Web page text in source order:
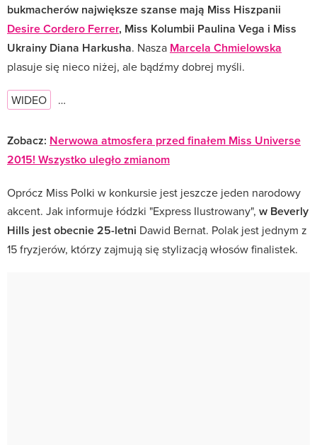
bukmacherów największe szanse mają Miss Hiszpanii
Desire Cordero Ferrer, Miss Kolumbii Paulina Vega i Miss
Ukrainy Diana Harkusha. Nasza Marcela Chmielowska
plasuje się nieco niżej, ale bądźmy dobrej myśli.
WIDEO …
Zobacz: Nerwowa atmosfera przed finałem Miss Universe
2015! Wszystko uległo zmianom
Oprócz Miss Polki w konkursie jest jeszcze jeden narodowy
akcent. Jak informuje łódzki "Express Ilustrowany", w Beverly
Hills jest obecnie 25-letni Dawid Bernat. Polak jest jednym z
15 fryzjerów, którzy zajmują się stylizacją włosów finalistek.